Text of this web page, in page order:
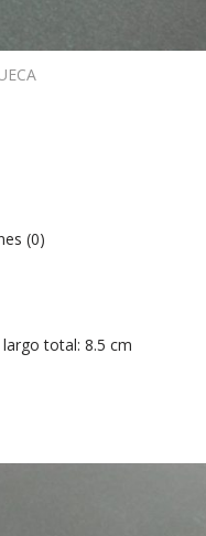
(0)
total: 8.5 cm